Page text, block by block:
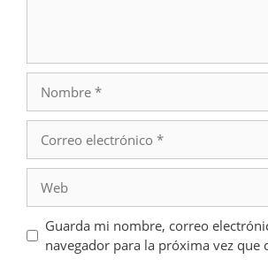
electrónico
Guarda mi nombre, correo
navegador para la próxima vez que